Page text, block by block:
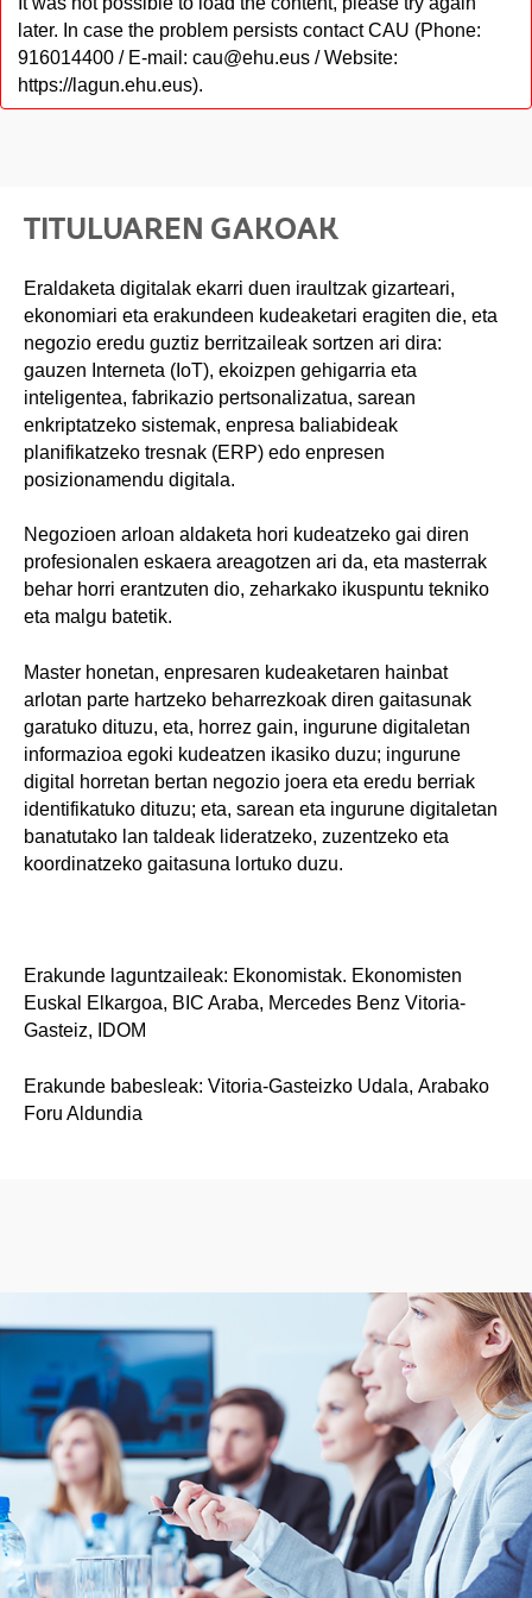
later. In case the problem persists contact CAU (Phone:
916014400 / E-mail: cau@ehu.eus / Website:
https://lagun.ehu.eus).
TITULUAREN GAKOAK
Eraldaketa digitalak ekarri duen iraultzak gizarteari,
ekonomiari eta erakundeen kudeaketari eragiten die, eta
negozio eredu guztiz berritzaileak sortzen ari dira:
gauzen Interneta (IoT), ekoizpen gehigarria eta
inteligentea, fabrikazio pertsonalizatua, sarean
enkriptatzeko sistemak, enpresa baliabideak
planifikatzeko tresnak (ERP) edo enpresen
posizionamendu digitala.
Negozioen arloan aldaketa hori kudeatzeko gai diren
profesionalen eskaera areagotzen ari da, eta masterrak
behar horri erantzuten dio, zeharkako ikuspuntu tekniko
eta malgu batetik.
Master honetan, enpresaren kudeaketaren hainbat
arlotan parte hartzeko beharrezkoak diren gaitasunak
garatuko dituzu, eta, horrez gain, ingurune digitaletan
informazioa egoki kudeatzen ikasiko duzu; ingurune
digital horretan bertan negozio joera eta eredu berriak
identifikatuko dituzu; eta, sarean eta ingurune digitaletan
banatutako lan taldeak lideratzeko, zuzentzeko eta
koordinatzeko gaitasuna lortuko duzu.
Erakunde laguntzaileak: Ekonomistak. Ekonomisten
Euskal Elkargoa, BIC Araba, Mercedes Benz Vitoria-
Gasteiz, IDOM
Erakunde babesleak: Vitoria-Gasteizko Udala, Arabako
Foru Aldundia